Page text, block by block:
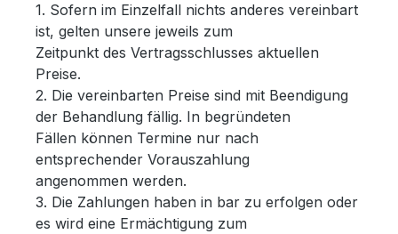
1. Sofern im Einzelfall nichts anderes vereinbart
ist, gelten unsere jeweils zum
Zeitpunkt des Vertragsschlusses aktuellen
Preise.
2. Die vereinbarten Preise sind mit Beendigung
der Behandlung fällig. In begründeten
Fällen können Termine nur nach
entsprechender Vorauszahlung
angenommen werden.
3. Die Zahlungen haben in bar zu erfolgen oder
es wird eine Ermächtigung zum